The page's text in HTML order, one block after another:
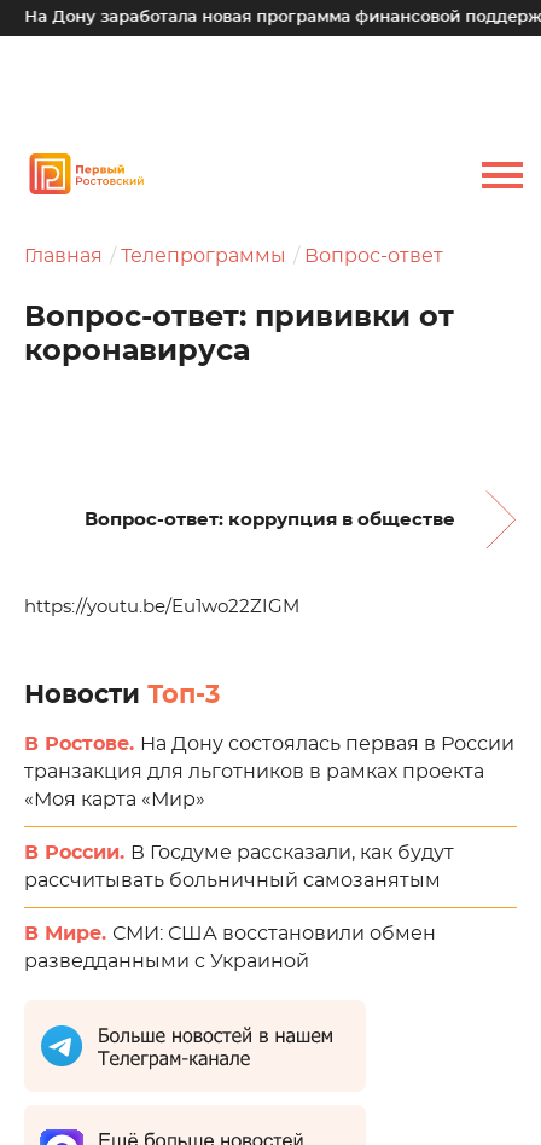
заработала новая программа финансовой поддержки для
Главная Телепрограммы Вопрос-ответ
Вопрос-ответ: прививки от
коронавируса
Вопрос-ответ: коррупция в обществе
https://youtu.be/Eu1wo22ZIGM
Новости Топ-3
В Ростове. На Дону состоялась первая в России
транзакция для льготников в рамках проекта
«Моя карта «Мир»
В России. В Госдуме рассказали, как будут
рассчитывать больничный самозанятым
В Мире. СМИ: США восстановили обмен
разведданными с Украиной